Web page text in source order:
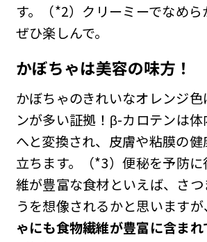
す。（*2）クリーミーでなめ
ぜひ楽しんで。
かぼちゃは美容の味方！
かぼちゃのきれいなオレンジ
ンが多い証拠！β-カロテンは
へと変換され、皮膚や粘膜の
立ちます。（*3）便秘を予防
維が豊富な食材といえば、さ
うを想像されるかと思います
ゃにも食物繊維が豊富に含まれ